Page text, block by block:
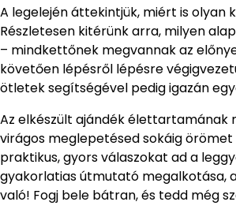
A legelején áttekintjük, miért is olyan
Részletesen kitérünk arra, milyen
– mindkettőnek megvannak az
követően lépésről lépésre
ötletek segítségével pedig igazán
Az elkészült ajándék
virágos meglepetésed sokáig
praktikus, gyors válaszokat ad a
gyakorlatias útmutató megalkotása,
való! Fogj bele bátran, és tedd még